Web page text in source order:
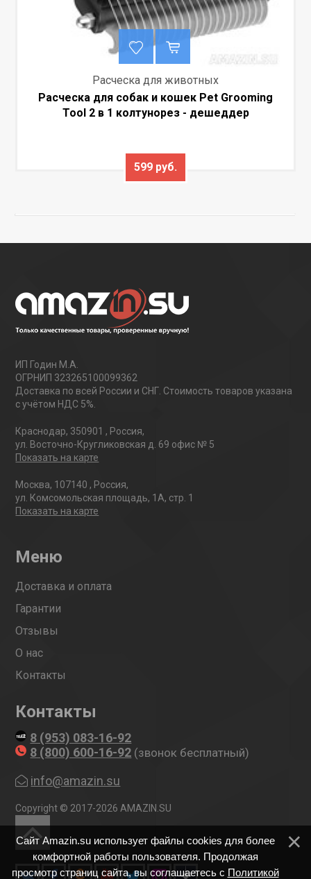
Расческа для животных
Расческа для собак и кошек Pet Grooming
Tool 2 в 1 колтунорез - дешеддер
599 руб.
ИП Годин М.А.
ОГРНИП 323265100099362
Доставка по всей России и СНГ. Стоимость товаров указана
с учётом НДС 5%.
Краснодар, 350901 , Россия,
ул. Восточно-Кругликовская д. 69 офис № 5
Показать на карте
Москва, 107140 , Россия,
ул. Комсомольская площадь, 1А, стр. 1
Показать на карте
Меню
Доставка и оплата
Гарантии
Отзывы
О нас
Контакты
Контакты
8 (953) 083-16-92
8 (800) 600-16-92 (звонок бесплатный)
info@amazin.su
Copyright © 2017-2026 AMAZIN.SU
Сайт Amazin.su использует файлы cookies для более
комфортной работы пользователя. Продолжая
просмотр страниц сайта, вы соглашаетесь с Политикой